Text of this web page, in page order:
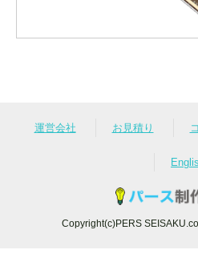
運営会社 お見積り
Copyright(c)PERS